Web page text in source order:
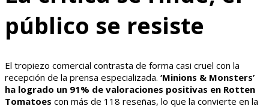
público se resiste
El tropiezo comercial contrasta de forma casi cruel con la
recepción de la prensa especializada. ‘Minions & Monsters’
ha logrado un 91% de valoraciones positivas en Rotten
Tomatoes con más de 118 reseñas, lo que la convierte en la